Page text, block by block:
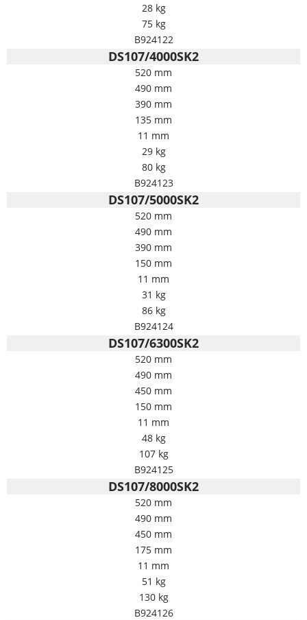
28 kg
75 kg
B924122
DS107/4000SK2
520 mm
490 mm
390 mm
135 mm
11 mm
29 kg
80 kg
B924123
DS107/5000SK2
520 mm
490 mm
390 mm
150 mm
11 mm
31 kg
86 kg
B924124
DS107/6300SK2
520 mm
490 mm
450 mm
150 mm
11 mm
48 kg
107 kg
B924125
DS107/8000SK2
520 mm
490 mm
450 mm
175 mm
11 mm
51 kg
130 kg
B924126